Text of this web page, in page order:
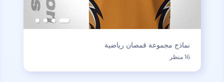
نماذج مجموعة قمصان رياضية
16 منظر